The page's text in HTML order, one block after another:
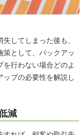
してしまった後も、
として、バックアッ
行わない場合どのよ
ップの必要性を解説し
減